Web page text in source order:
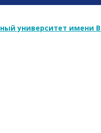
университет имени